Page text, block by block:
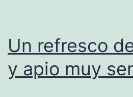
Un refresco
y apio muy